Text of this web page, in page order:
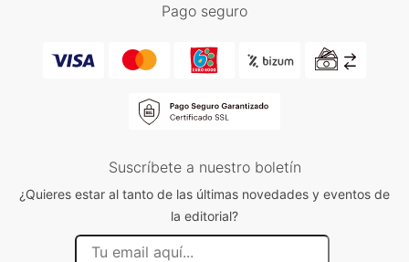
Pago seguro
Suscríbete a nuestro boletín
¿Quieres estar al tanto de las últimas novedades y eventos de
la editorial?